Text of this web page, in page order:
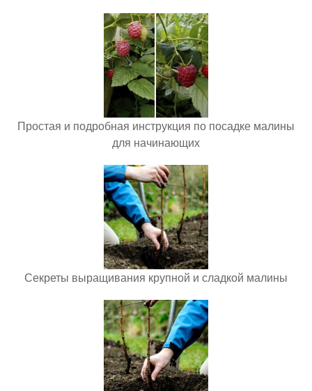
Простая и подробная инструкция по посадке малины
для начинающих
Секреты выращивания крупной и сладкой малины